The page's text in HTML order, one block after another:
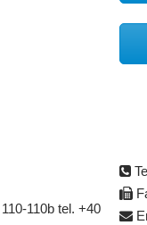
110b tel. +40